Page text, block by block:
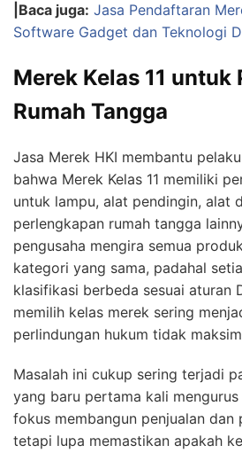
|Baca juga: Jasa Pendaftaran
Software Gadget dan Teknologi
Merek Kelas 11 untuk
Rumah Tangga
Jasa Merek HKI membantu
bahwa Merek Kelas 11 memiliki
untuk lampu, alat pendingin, alat
perlengkapan rumah tangga
pengusaha mengira semua
kategori yang sama, padahal
klasifikasi berbeda sesuai aturan
memilih kelas merek sering
perlindungan hukum tidak
Masalah ini cukup sering terjadi
yang baru pertama kali mengurus
fokus membangun penjualan dan
tetapi lupa memastikan apakah